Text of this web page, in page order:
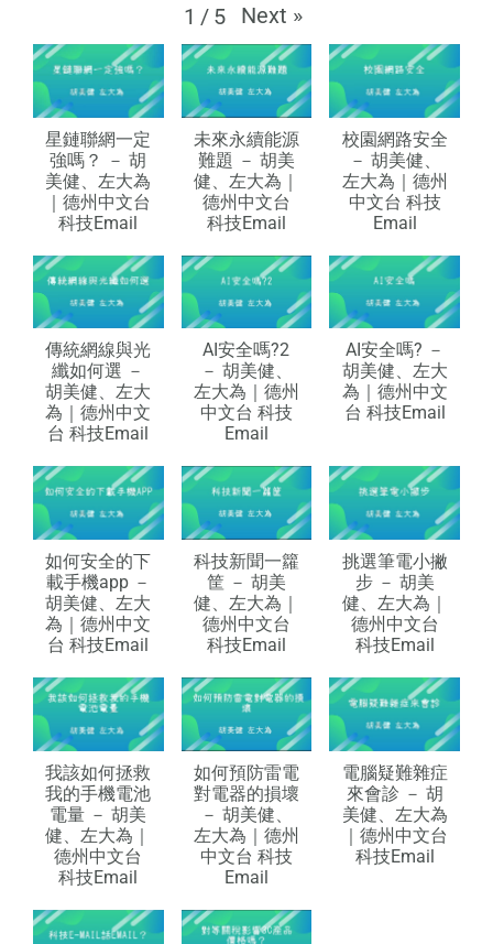
1 / 5 Next »
星鏈聯網一定
強嗎？ － 胡
美健、左大為
｜德州中文台
科技Email
未來永續能源
難題 － 胡美
健、左大為｜
德州中文台
科技Email
校園網路安全
－ 胡美健、
左大為｜德州
中文台 科技
Email
傳統網線與光
纖如何選 －
胡美健、左大
為｜德州中文
台 科技Email
AI安全嗎?2
－ 胡美健、
左大為｜德州
中文台 科技
Email
AI安全嗎? －
胡美健、左大
為｜德州中文
台 科技Email
如何安全的下
載手機app －
胡美健、左大
為｜德州中文
台 科技Email
科技新聞一籮
筐 － 胡美
健、左大為｜
德州中文台
科技Email
挑選筆電小撇
步 － 胡美
健、左大為｜
德州中文台
科技Email
我該如何拯救
我的手機電池
電量 － 胡美
健、左大為｜
德州中文台
科技Email
如何預防雷電
對電器的損壞
－ 胡美健、
左大為｜德州
中文台 科技
Email
電腦疑難雜症
來會診 － 胡
美健、左大為
｜德州中文台
科技Email